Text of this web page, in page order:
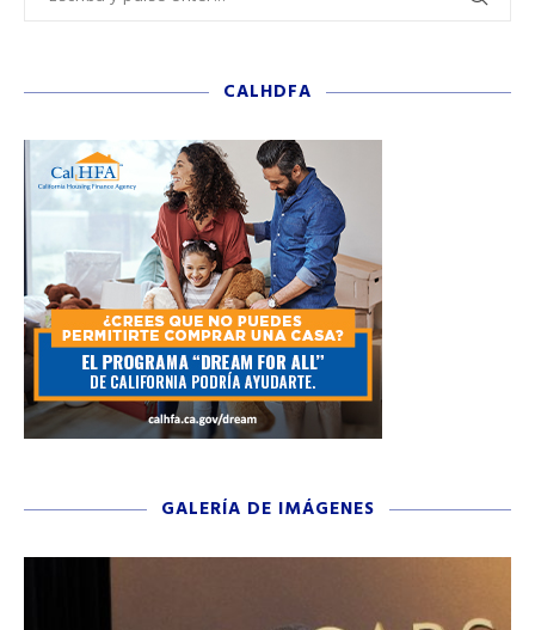
CALHDFA
GALERÍA DE IMÁGENES